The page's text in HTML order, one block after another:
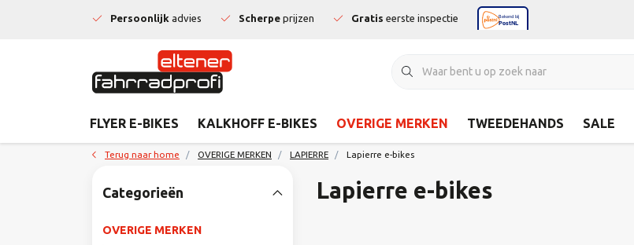
Persoonlijk advies Scherpe prijzen Gratis eerste inspectie
FLYER E-BIKES KALKHOFF E-BIKES OVERIGE MERKEN TWEEDEHANDS SALE
Terug naar home OVERIGE MERKEN LAPIERRE Lapierre e-bikes
Lapierre e-bikes
Categorieën
OVERIGE MERKEN